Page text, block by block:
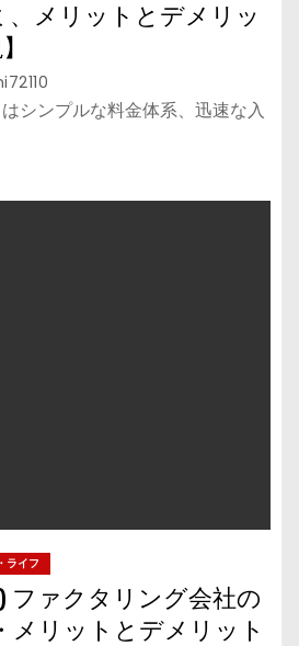
、メリットとデメリッ
シンプルな料金体系、迅速な入
ライフ
ァクタリング会社の
メリットとデメリット